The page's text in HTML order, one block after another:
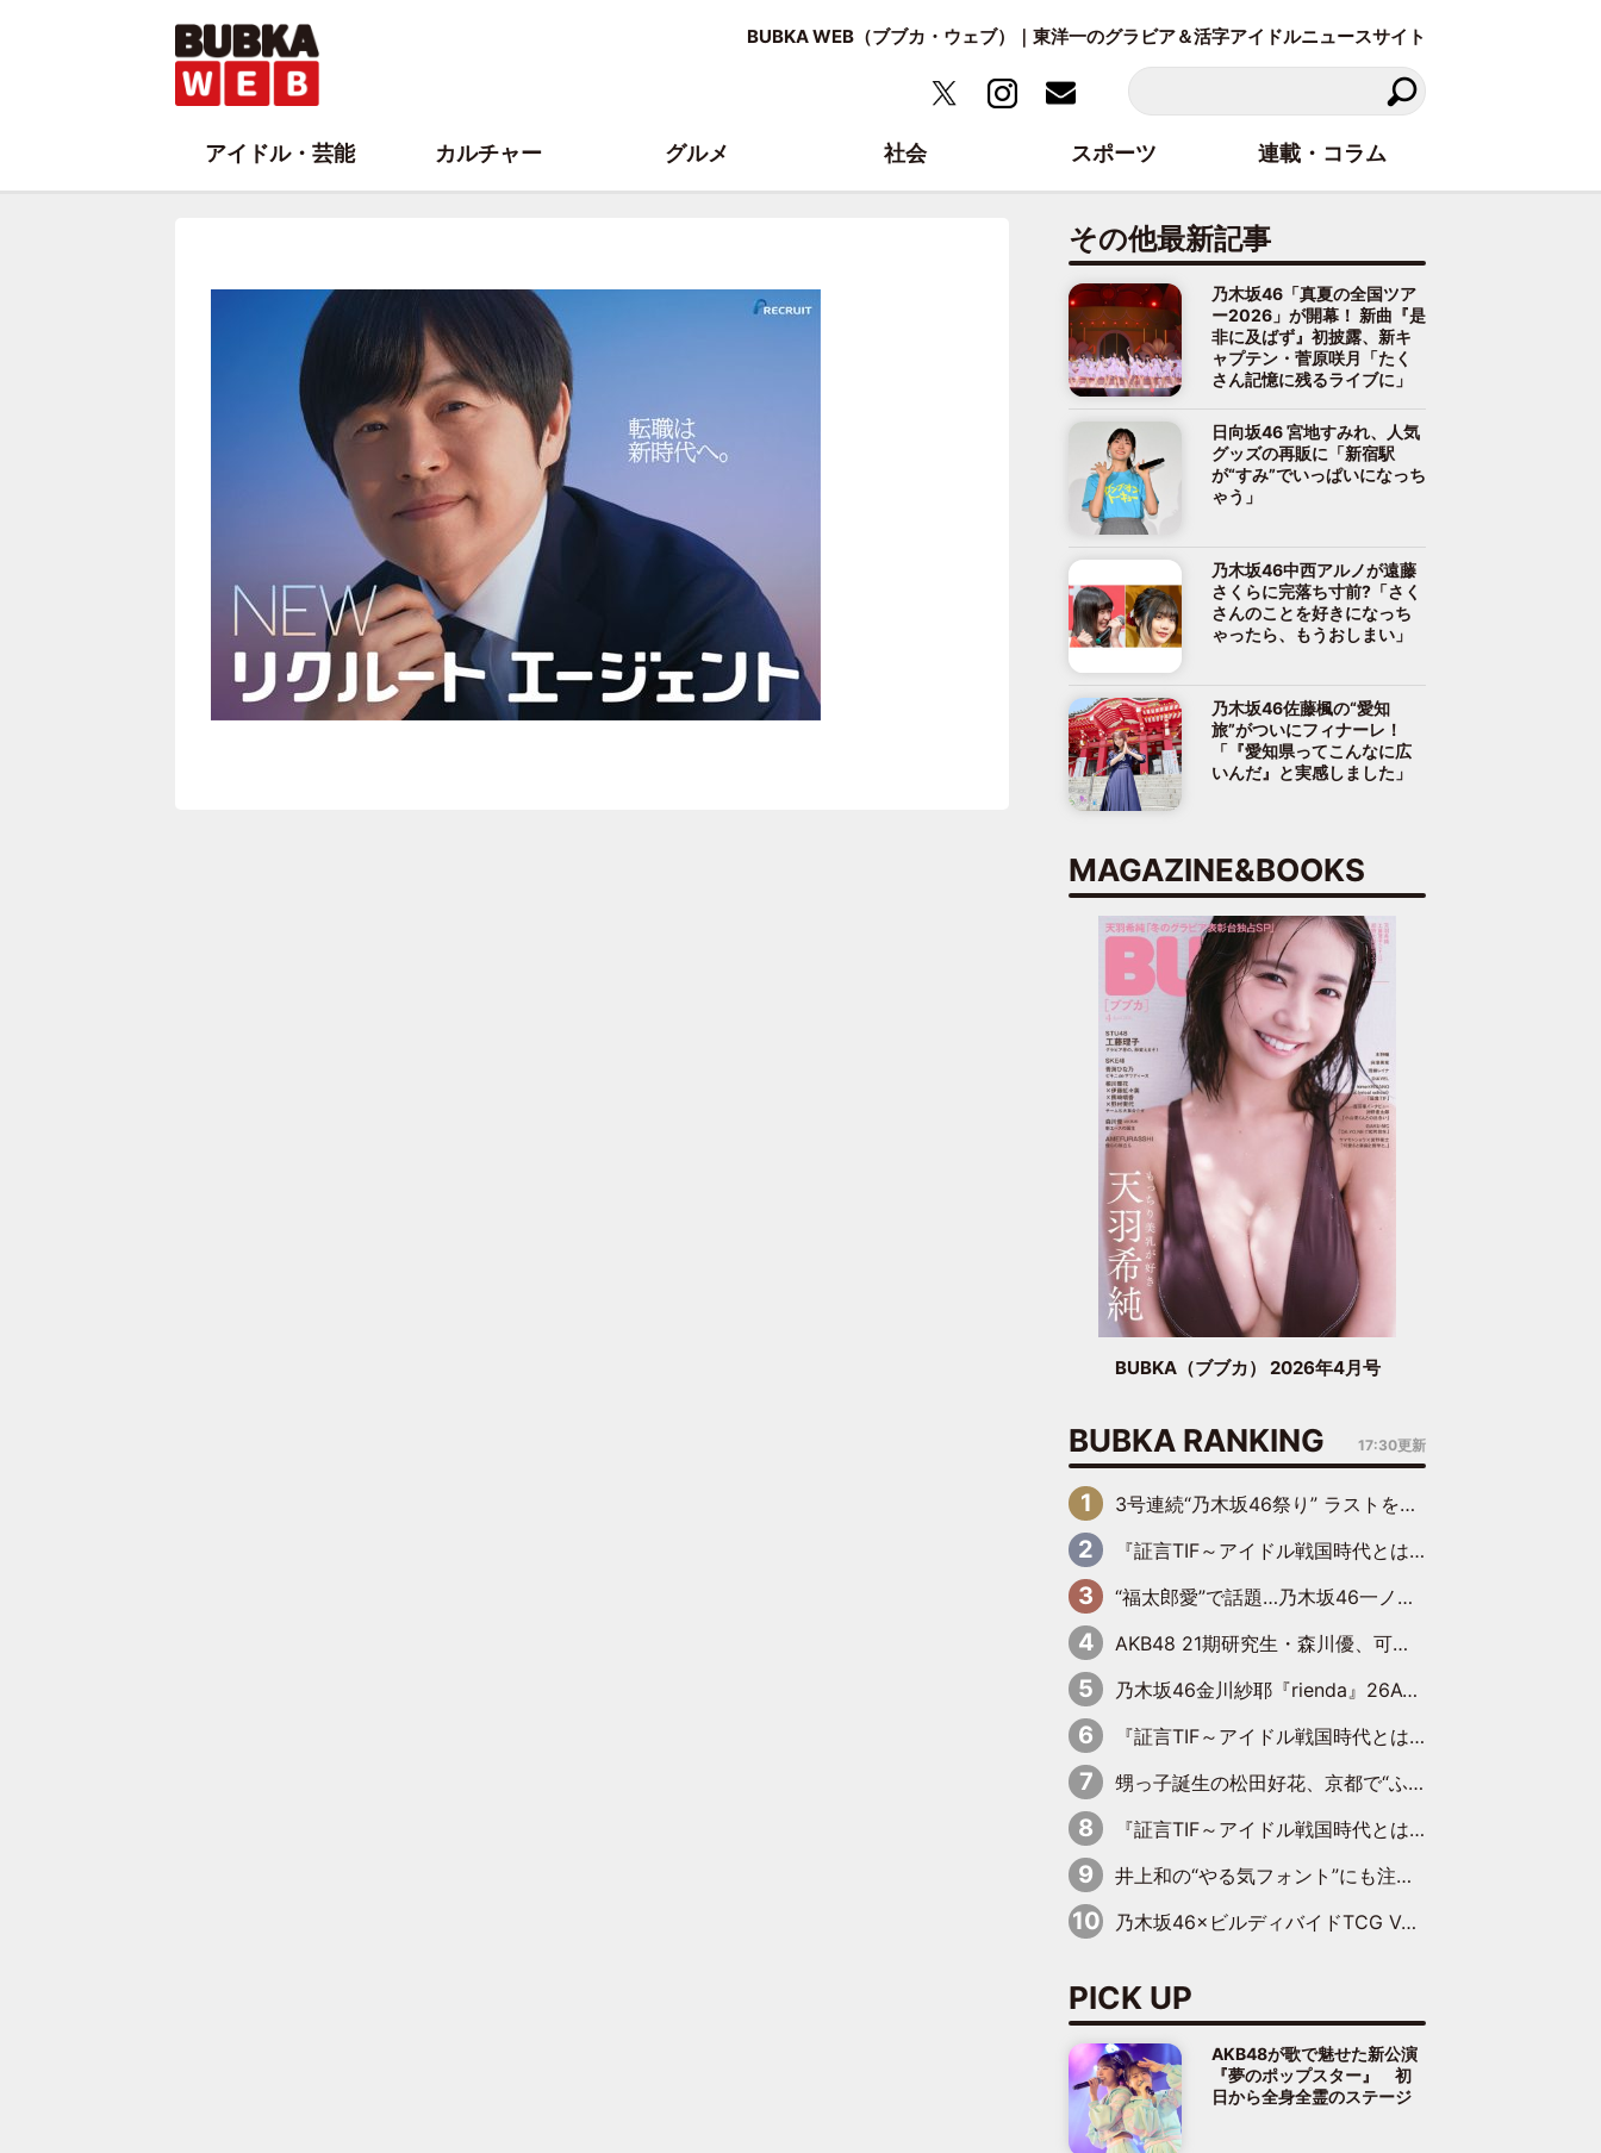
BUBKA WEB（ブブカ・ウェブ）｜東洋一のグラビア＆活字アイドルニュースサイト
その他最新記事
乃木坂46「真夏の全国ツア
ー2026」が開幕！ 新曲『是
非に及ばず』初披露、新キ
ャプテン・菅原咲月「たく
さん記憶に残るライブに」
日向坂46 宮地すみれ、人気
グッズの再販に「新宿駅
が“すみ”でいっぱいになっち
ゃう」
乃木坂46中西アルノが遠藤
さくらに完落ち寸前?「さく
さんのことを好きになっち
ゃったら、もうおしまい」
乃木坂46佐藤楓の“愛知
旅”がついにフィナーレ！
「『愛知県ってこんなに広
いんだ』と実感しました」
MAGAZINE&BOOKS
BUBKA（ブブカ） 2026年4月号
BUBKA RANKING 17:30更新
3号連続“乃木坂46祭り” ラストを飾るのは賀喜遥香…5年ぶりの登場に「5年分大人になった私を見ていただけたら」
『証言TIF～アイドル戦国時代とはなんだったのか～』第6回：でんぱ組.inc・古川未鈴×相沢梨紗「『ハロプロやりたかったな』って言ったら、夢眠ねむさんに『てめえはでんぱ組．incなんだよ！』って肩パンされて(笑)」
“福太郎愛”で話題…乃木坂46一ノ瀬美空、地元福岡『めんべい25周年トップサポーター』に就任
AKB48 21期研究生・森川優、可愛さもある大人の女性に
乃木坂46金川紗耶『rienda』26AW LOOKモデルに就任
『証言TIF～アイドル戦国時代とはなんだったのか～』第11回：私立恵比寿中学・真山りか×安本彩花「TIFで10年ぶりのキョンシーメイクをしたら、場を完全に引かせてしまって。時代が変わったんだなって」
甥っ子誕生の松田好花、京都で“ふたつの家族”をはしご！ “母”黒谷友香に見送られ、“父”松岡昌宏とはハシゴ酒
『証言TIF～アイドル戦国時代とはなんだったのか～』第10回：さくら学院・武藤彩未×飯田らうら「正直、中3で辞めるというのを信じてなくて。そう言われてはいたけど、嘘でしょって」
井上和の“やる気フォント”にも注目 乃木坂46が挑んだ書道パフォーマンスの舞台裏
乃木坂46×ビルディバイドTCG Vol.2公開 賀喜遥香＆田村真佑が『京まふ』ステージに登壇
PICK UP
AKB48が歌で魅せた新公演
『夢のポップスター』 初
日から全身全霊のステージ
アイドル・芸能 カルチャー グルメ 社会 スポーツ 連載・コラム